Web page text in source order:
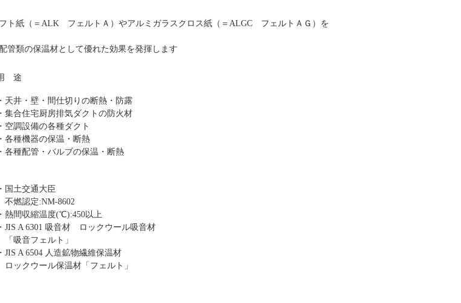
ト紙（＝ALK フェルトＡ）やアルミガラスクロス紙（＝ALGC フェルトＡＧ）を
管類の保温材として優れた効果を発揮します
途
・天井・壁・間仕切りの断熱・防露
・集合住宅厨房排気ダクトの防火材
・空調設備の各種ダクト
・各種機器の保温・断熱
・各種配管・バルブの保温・断熱
・国土交通大臣
不燃認定:NM-8602
・熱間収縮温度(℃):450以上
・JIS A 6301 吸音材 ロックウール吸音材
「吸音フェルト」
・JIS A 6504 人造鉱物繊維保温材
ロックウール保温材「フェルト」